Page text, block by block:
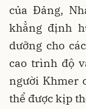
của Đảng,
khẳng định
dưỡng cho
cao trình độ
người Khmer
thể được kịp